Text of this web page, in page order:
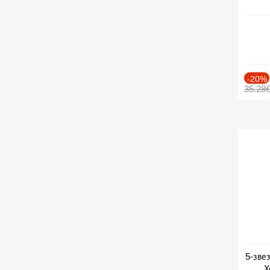
-20%
35.28€
5-